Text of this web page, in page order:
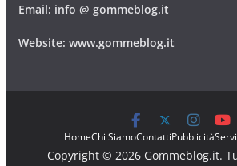
Email: info @ gommeblog.it
Website: www.gommeblog.it
HomeChi SiamoContattiPubblicità
Copyright © 2026 Gommeblog.it.